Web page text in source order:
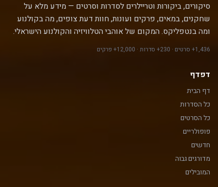
סיקורים, ביקורות וטריילרים לסדרות וסרטים — מידע מלא על
שחקנים, במאים, פרקים ועונות, חוות דעת צופים, מה בקולנוע
ומה בנטפליקס. המקום של אוהבי הטלוויזיה והקולנוע הישראלי.
1,436+ סרטים · 230+ סדרות · 12,000+ פרקים
דפדף
דף הבית
כל הסדרות
כל הסרטים
פופולריים
חדשים
מדורגים גבוה
המובילים